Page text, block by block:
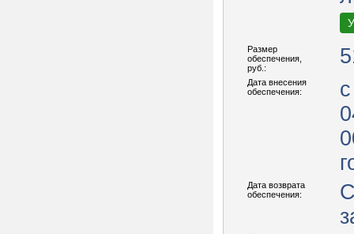
Размер
обеспечения,
руб.:
Дата внесения
обеспечения:
Дата возврата
обеспечения: